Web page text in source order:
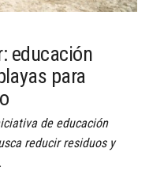
educación
para
de educación
reducir residuos y